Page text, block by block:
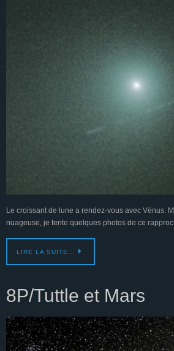
Le croissant de lune a rendez-vous avec Vénus.
nuageuse, je tente quelques photos de ce
LIRE LA SUITE…
8P/Tuttle et Mars